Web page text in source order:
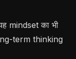
mindset का भी
term thinking